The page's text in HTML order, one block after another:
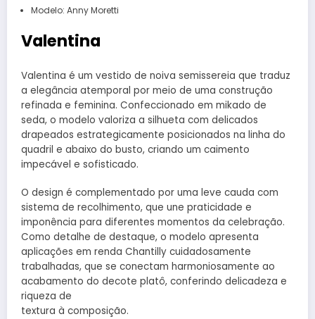
Modelo: Anny Moretti
Valentina
Valentina é um vestido de noiva semissereia que traduz
a elegância atemporal por meio de uma construção
refinada e feminina. Confeccionado em mikado de
seda, o modelo valoriza a silhueta com delicados
drapeados estrategicamente posicionados na linha do
quadril e abaixo do busto, criando um caimento
impecável e sofisticado.
O design é complementado por uma leve cauda com
sistema de recolhimento, que une praticidade e
imponência para diferentes momentos da celebração.
Como detalhe de destaque, o modelo apresenta
aplicações em renda Chantilly cuidadosamente
trabalhadas, que se conectam harmoniosamente ao
acabamento do decote platô, conferindo delicadeza e
riqueza de
textura à composição.